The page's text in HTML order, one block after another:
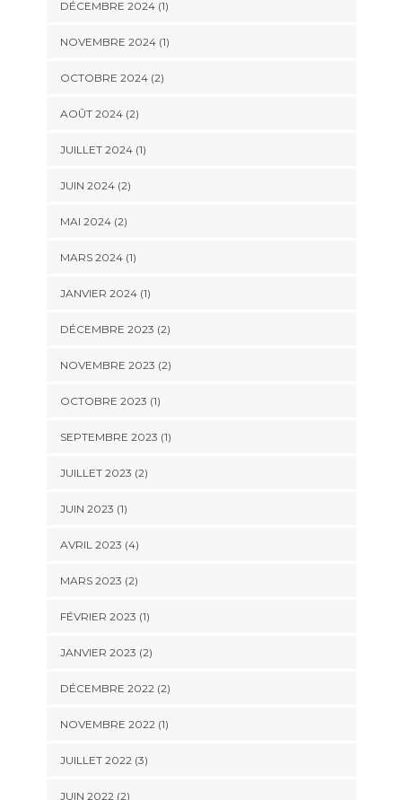
DÉCEMBRE 2024(1)
NOVEMBRE 2024(1)
OCTOBRE 2024(2)
AOÛT 2024(2)
JUILLET 2024(1)
JUIN 2024(2)
MAI 2024(2)
MARS 2024(1)
JANVIER 2024(1)
DÉCEMBRE 2023 (2)
NOVEMBRE 2023 (2)
OCTOBRE 2023 (1)
SEPTEMBRE 2023 (1)
JUILLET 2023 (2)
JUIN 2023 (1)
AVRIL 2023 (4)
MARS 2023 (2)
FÉVRIER 2023 (1)
JANVIER 2023 (2)
DÉCEMBRE 2022(2)
NOVEMBRE 2022(1)
JUILLET 2022(3)
JUIN 2022(2)